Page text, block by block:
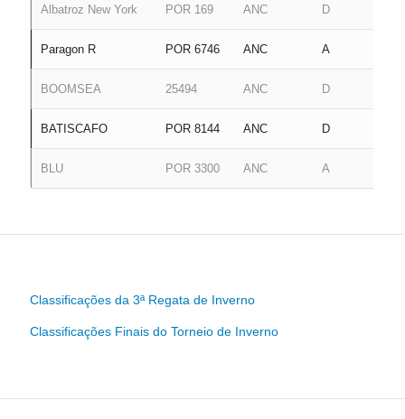
Albatroz New York POR 169 ANC D
Paragon R POR 6746 ANC A
BOOMSEA 25494 ANC D
BATISCAFO POR 8144 ANC D
BLU POR 3300 ANC A
Classificações da 3ª Regata de Inverno
Classificações Finais do Torneio de Inverno